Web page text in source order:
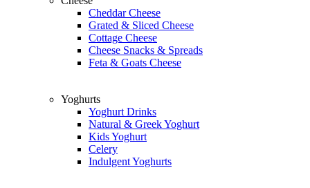
Cheddar Cheese
Grated & Sliced Cheese
Cottage Cheese
Cheese Snacks & Spreads
Feta & Goats Cheese
Yoghurts
Yoghurt Drinks
Natural & Greek Yoghurt
Kids Yoghurt
Celery
Indulgent Yoghurts